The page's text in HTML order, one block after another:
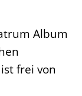
Album
frei von